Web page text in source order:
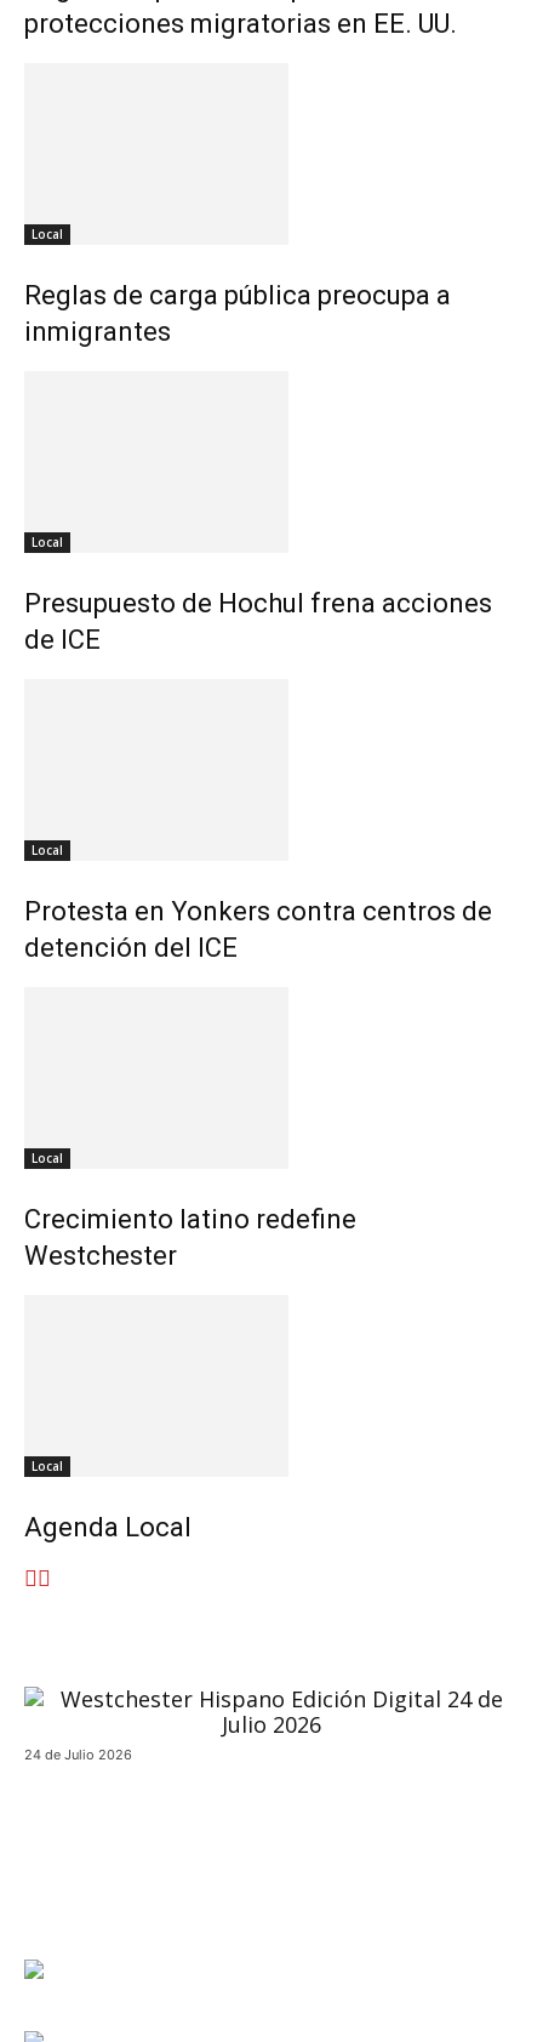
protecciones migratorias en EE. UU.
Local
Reglas de carga pública preocupa a
inmigrantes
Local
Presupuesto de Hochul frena acciones
de ICE
Local
Protesta en Yonkers contra centros de
detención del ICE
Local
Crecimiento latino redefine
Westchester
Local
Agenda Local
24 de Julio 2026